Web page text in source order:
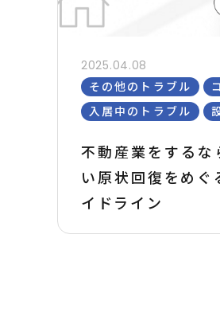
2025.04.08
その他のトラブル
入居中のトラブル
不動産業をするな
い原状回復をめぐ
イドライン